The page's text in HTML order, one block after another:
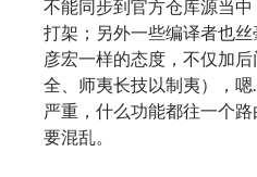
不能同步到官方仓库源当
打架；另外一些编译者也
彦宏一样的态度，不仅加
全、师夷长技以制夷），
严重，什么功能都往一个
要混乱。